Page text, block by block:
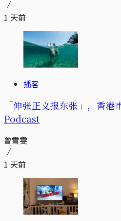
1 天前
播客
「伸张正义报东张」，香
Podcast
曾雪雯
1 天前